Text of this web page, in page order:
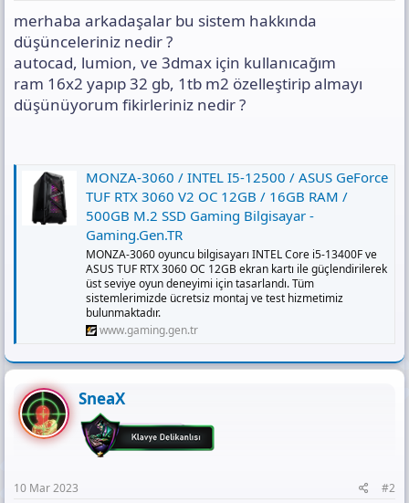
ı
ı
K
o
p
merhaba arkadaşalar bu sistem hakkında
düşünceleriniz nedir ?
autocad, lumion, ve 3dmax için kullanıcağım
ram 16x2 yapıp 32 gb, 1tb m2 özelleştirip almayı
düşünüyorum fikirleriniz nedir ?
MONZA-3060 / INTEL I5-12500 / ASUS GeForce
TUF RTX 3060 V2 OC 12GB / 16GB RAM /
500GB M.2 SSD Gaming Bilgisayar -
Gaming.Gen.TR
MONZA-3060 oyuncu bilgisayarı INTEL Core i5-13400F ve
ASUS TUF RTX 3060 OC 12GB ekran kartı ile güçlendirilerek
üst seviye oyun deneyimi için tasarlandı. Tüm
sistemlerimizde ücretsiz montaj ve test hizmetimiz
bulunmaktadır.
www.gaming.gen.tr
SneaX
10 Mar 2023 #2